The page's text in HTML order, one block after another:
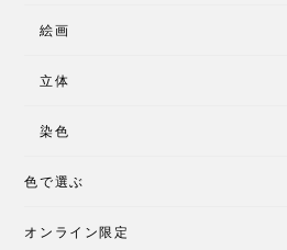
絵画
立体
染色
色で選ぶ
オンライン限定